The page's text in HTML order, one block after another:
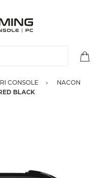
CONSOLE
NACON
BLACK